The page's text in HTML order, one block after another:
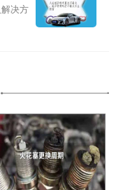
决方